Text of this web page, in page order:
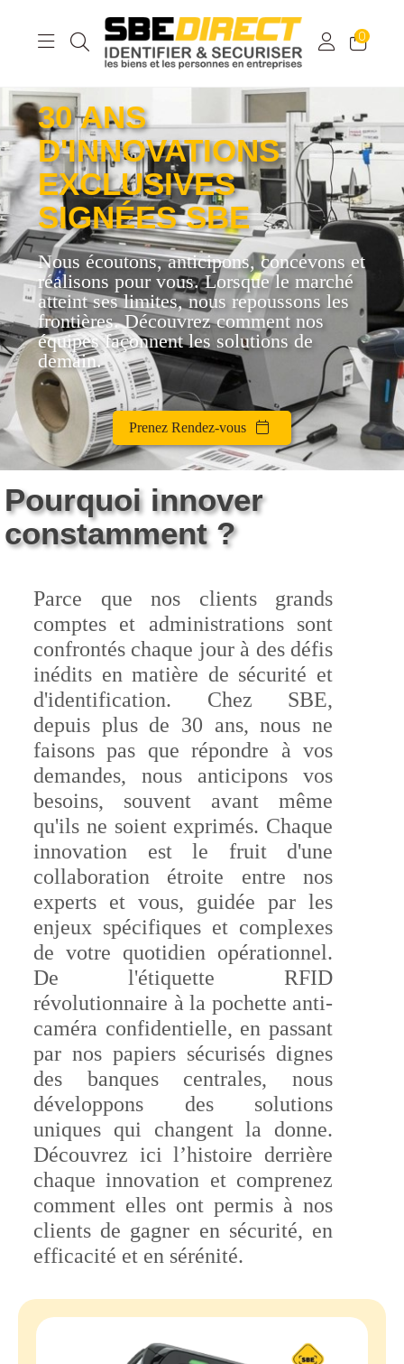
0
30 ANS
D'INNOVATIONS
EXCLUSIVES
SIGNÉES SBE
Nous écoutons, anticipons, concevons et
réalisons pour vous. Lorsque le marché
atteint ses limites, nous repoussons les
frontières. Découvrez comment nos
équipes façonnent les solutions de
demain.
Prenez Rendez-vous
Pourquoi innover
constamment ?
Parce que nos clients grands
comptes et administrations sont
confrontés chaque jour à des défis
inédits en matière de sécurité et
d'identification. Chez SBE,
depuis plus de 30 ans, nous ne
faisons pas que répondre à vos
demandes, nous anticipons vos
besoins, souvent avant même
qu'ils ne soient exprimés. Chaque
innovation est le fruit d'une
collaboration étroite entre nos
experts et vous, guidée par les
enjeux spécifiques et complexes
de votre quotidien opérationnel.
De l'étiquette RFID
révolutionnaire à la pochette anti-
caméra confidentielle, en passant
par nos papiers sécurisés dignes
des banques centrales, nous
développons des solutions
uniques qui changent la donne.
Découvrez ici l’histoire derrière
chaque innovation et comprenez
comment elles ont permis à nos
clients de gagner en sécurité, en
efficacité et en sérénité.